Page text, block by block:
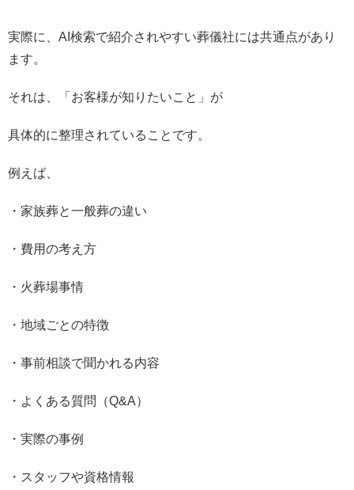
実際に、AI検索で紹介されやすい葬儀社には共通点があり
ます。
それは、「お客様が知りたいこと」が
具体的に整理されていることです。
例えば、
・家族葬と一般葬の違い
・費用の考え方
・火葬場事情
・地域ごとの特徴
・事前相談で聞かれる内容
・よくある質問（Q&A）
・実際の事例
・スタッフや資格情報